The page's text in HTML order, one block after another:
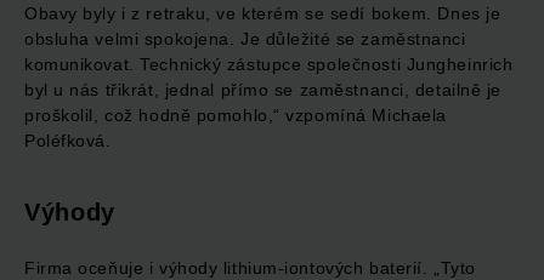
Obavy byly i z retraku, ve kterém se sedí bokem. Dnes je
obsluha velmi spokojena. Je důležité se zaměstnanci
komunikovat. Technický zástupce společnosti Jungheinrich
byl u nás třikrát, jednal přímo se zaměstnanci, detailně je
proškolil, což hodně pomohlo,“ vzpomíná Michaela
Poléfková.
Výhody
Firma oceňuje i výhody lithium-iontových baterií. „Tyto